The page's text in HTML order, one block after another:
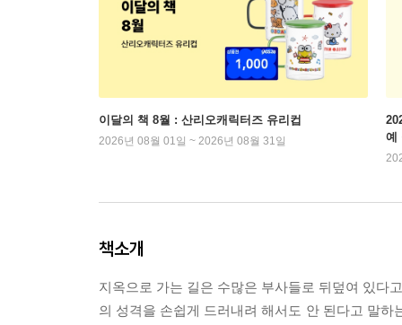
이달의 책 8월 : 산리오캐릭터즈 유리컵
2026년 08월 01일 ~ 2026년 08월 31일
예
책소개
지옥으로 가는 길은 수많은 부사들로 뒤덮여 있다
의 성격을 손쉽게 드러내려 해서도 안 된다고 말